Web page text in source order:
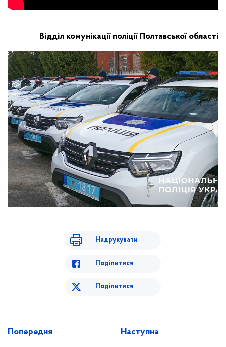
Відділ комунікації поліції Полтавської області
Надрукувати
Поділитися
Поділитися
Попередня Наступна